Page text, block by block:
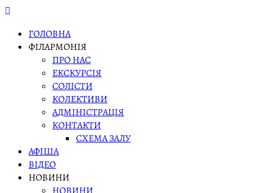
Skip
contentГОЛОВНА
ФІЛАРМОНІЯ
ПРО НАС
ЕКСКУРСІЯ
СОЛІСТИ
КОЛЕКТИВИ
АДМІНІСТРАЦІЯ
КОНТАКТИ
СХЕМА ЗАЛУ
АФІША
ВІДЕО
НОВИНИ